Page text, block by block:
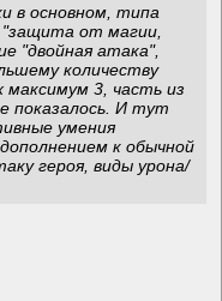
в основном, типа
от магии,
"двойная атака",
количеству
3, часть из
показалось. И тут
умения
к обычной
героя, виды урона/